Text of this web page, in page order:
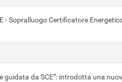
- Sopralluogo Certificatore
guidata da SCE”: introdotta una